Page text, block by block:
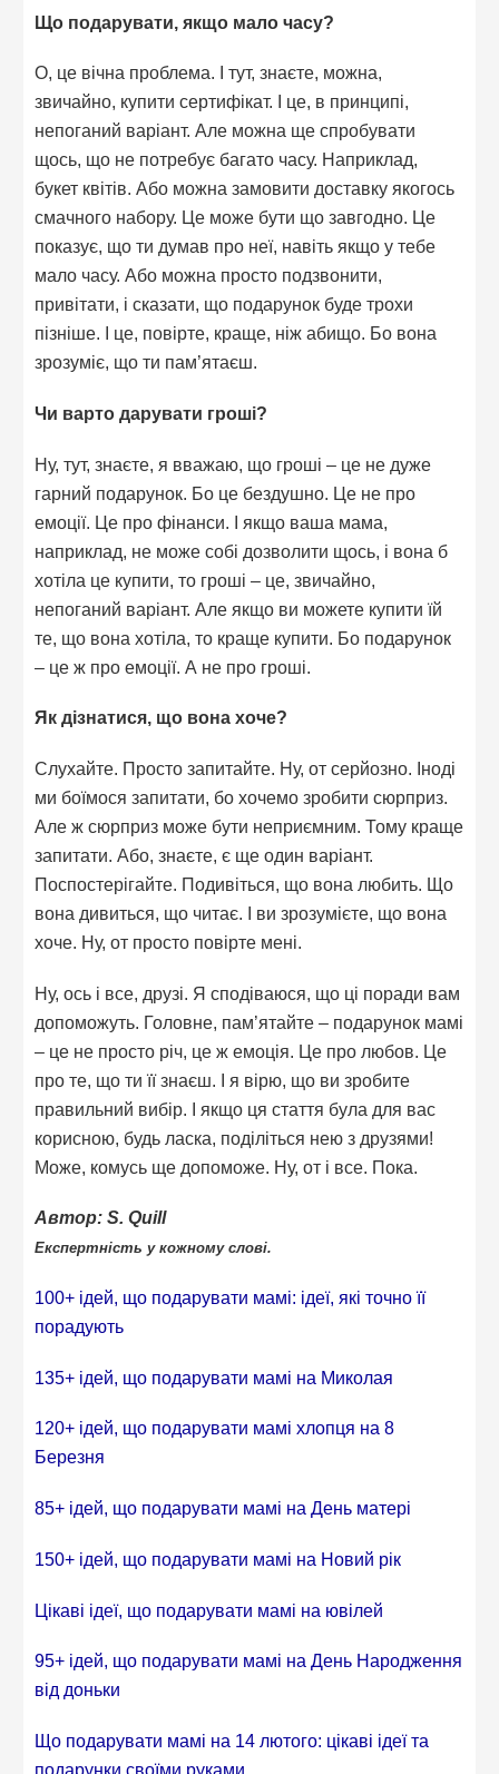
Що подарувати, якщо мало часу?
О, це вічна проблема. І тут, знаєте, можна,
звичайно, купити сертифікат. І це, в принципі,
непоганий варіант. Але можна ще спробувати
щось, що не потребує багато часу. Наприклад,
букет квітів. Або можна замовити доставку якогось
смачного набору. Це може бути що завгодно. Це
показує, що ти думав про неї, навіть якщо у тебе
мало часу. Або можна просто подзвонити,
привітати, і сказати, що подарунок буде трохи
пізніше. І це, повірте, краще, ніж абищо. Бо вона
зрозуміє, що ти пам’ятаєш.
Чи варто дарувати гроші?
Ну, тут, знаєте, я вважаю, що гроші – це не дуже
гарний подарунок. Бо це бездушно. Це не про
емоції. Це про фінанси. І якщо ваша мама,
наприклад, не може собі дозволити щось, і вона б
хотіла це купити, то гроші – це, звичайно,
непоганий варіант. Але якщо ви можете купити їй
те, що вона хотіла, то краще купити. Бо подарунок
– це ж про емоції. А не про гроші.
Як дізнатися, що вона хоче?
Слухайте. Просто запитайте. Ну, от серйозно. Іноді
ми боїмося запитати, бо хочемо зробити сюрприз.
Але ж сюрприз може бути неприємним. Тому краще
запитати. Або, знаєте, є ще один варіант.
Поспостерігайте. Подивіться, що вона любить. Що
вона дивиться, що читає. І ви зрозумієте, що вона
хоче. Ну, от просто повірте мені.
Ну, ось і все, друзі. Я сподіваюся, що ці поради вам
допоможуть. Головне, пам’ятайте – подарунок мамі
– це не просто річ, це ж емоція. Це про любов. Це
про те, що ти її знаєш. І я вірю, що ви зробите
правильний вибір. І якщо ця стаття була для вас
корисною, будь ласка, поділіться нею з друзями!
Може, комусь ще допоможе. Ну, от і все. Пока.
Автор: S. Quill
Експертність у кожному слові.
100+ ідей, що подарувати мамі: ідеї, які точно її
порадують
135+ ідей, що подарувати мамі на Миколая
120+ ідей, що подарувати мамі хлопця на 8
Березня
85+ ідей, що подарувати мамі на День матері
150+ ідей, що подарувати мамі на Новий рік
Цікаві ідеї, що подарувати мамі на ювілей
95+ ідей, що подарувати мамі на День Народження
від доньки
Що подарувати мамі на 14 лютого: цікаві ідеї та
подарунки своїми руками